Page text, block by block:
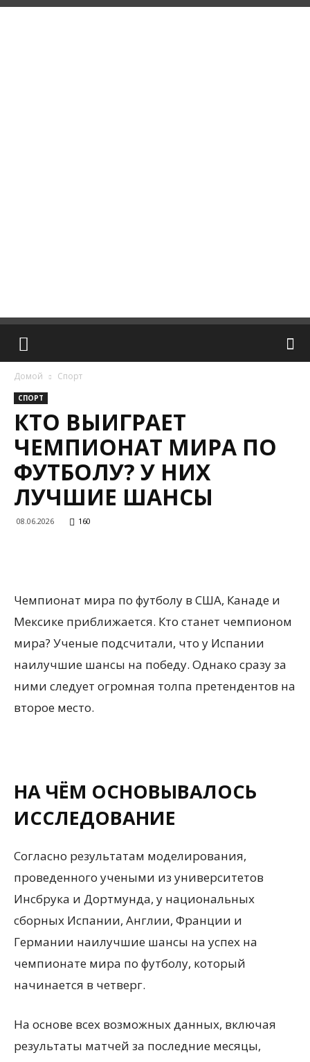
Домой Спорт
СПОРТ
КТО ВЫИГРАЕТ
ЧЕМПИОНАТ МИРА ПО
ФУТБОЛУ? У НИХ
ЛУЧШИЕ ШАНСЫ
08.06.2026 160
Чемпионат мира по футболу в США, Канаде и
Мексике приближается. Кто станет чемпионом
мира? Ученые подсчитали, что у Испании
наилучшие шансы на победу. Однако сразу за
ними следует огромная толпа претендентов на
второе место.
НА ЧЁМ ОСНОВЫВАЛОСЬ
ИССЛЕДОВАНИЕ
Согласно результатам моделирования,
проведенного учеными из университетов
Инсбрука и Дортмунда, у национальных
сборных Испании, Англии, Франции и
Германии наилучшие шансы на успех на
чемпионате мира по футболу, который
начинается в четверг.
На основе всех возможных данных, включая
результаты матчей за последние месяцы,